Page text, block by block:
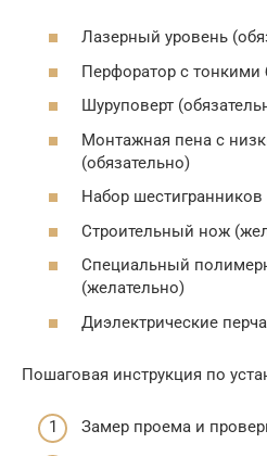
Лазерный уровень
Перфоратор с тонкими
Шуруповерт
Монтажная пена с
(обязательно)
Набор
Строительный нож
Специальный
(желательно)
Диэлектрические
Пошаговая инструкция по
Замер проема и